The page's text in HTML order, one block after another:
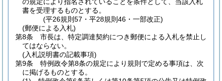
書を受理するものとする。
(平26規則57・平28規則46・一部改正)
(郵便による入札)
第8条
市長は、特定調達契約につき郵便による入札を禁止し
てはならない。
(入札説明書の記載事項)
第9条
特例政令第8条の規定により規則で定める事項は、次
に掲げるものとする。